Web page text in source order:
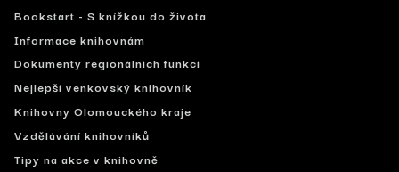
Bookstart - S knížkou do života
Informace knihovnám
Dokumenty regionálních funkcí
Nejlepší venkovský knihovník
Knihovny Olomouckého kraje
Vzdělávání knihovníků
Tipy na akce v knihovně